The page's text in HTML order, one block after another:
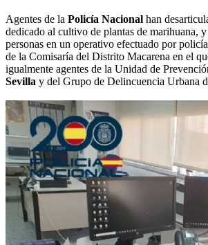
Agentes de la Policía Nacional han
dedicado al cultivo de plantas de marihuana,
personas en un operativo efectuado por
de la Comisaría del Distrito Macarena en el
igualmente agentes de la Unidad de
Sevilla y del Grupo de Delincuencia Urbana